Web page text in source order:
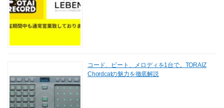
コード、ビート、メロディを1台で。TORAIZ
Chordcatの魅力を徹底解説